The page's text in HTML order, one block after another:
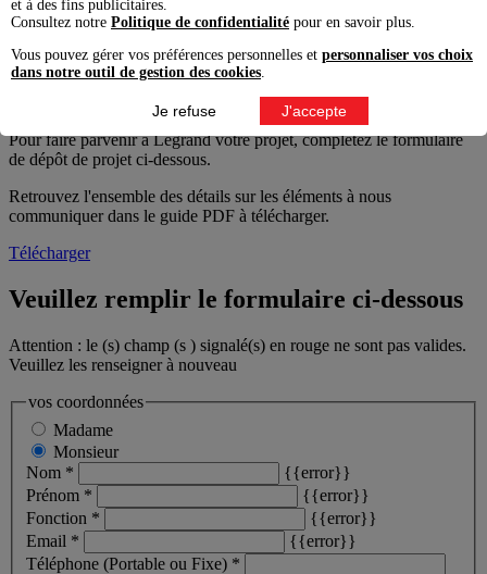
:
descriptif du projet et ses objectifs pédagogiques
descriptif des différentes séquences pédagogiques
dossier technique du projet
Pour faire parvenir à Legrand votre projet, complétez le formulaire
de dépôt de projet ci-dessous.
Retrouvez l'ensemble des détails sur les éléments à nous
communiquer dans le guide PDF à télécharger.
Télécharger
Veuillez remplir le formulaire ci-dessous
Attention : le (s) champ (s ) signalé(s) en rouge ne sont pas valides.
Veuillez les renseigner à nouveau
vos coordonnées
Madame
Monsieur
Nom *
{{error}}
Prénom *
{{error}}
Fonction *
{{error}}
Email *
{{error}}
Téléphone (Portable ou Fixe) *
et à des fins publicitaires.
Consultez notre Politique de confidentialité pour en savoir plus.
Vous pouvez gérer vos préférences personnelles et personnaliser vos choix
dans notre outil de gestion des cookies.
Je refuse J'accepte